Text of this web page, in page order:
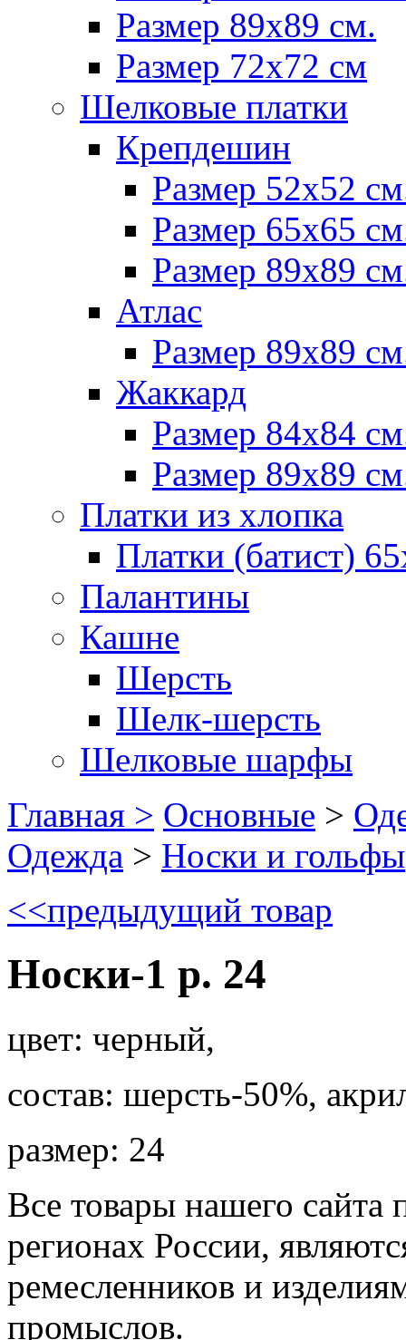
Размер 89х89 см.
Размер 72x72 см
Шелковые платки
Крепдешин
Размер 52х52
Размер 65х65
Размер 89х89
Атлас
Размер 89х89
Жаккард
Размер 84х84
Размер 89х89
Платки из хлопка
Платки (батист)
Палантины
Кашне
Шерсть
Шелк-шерсть
Шелковые шарфы
Главная > Основные >
Одежда > Носки и гольфы
<<предыдущий товар
Носки-1 р. 24
цвет: черный,
состав: шерсть-50%,
размер: 24
Все товары нашего сайта
регионах России,
ремесленников и
промыслов.